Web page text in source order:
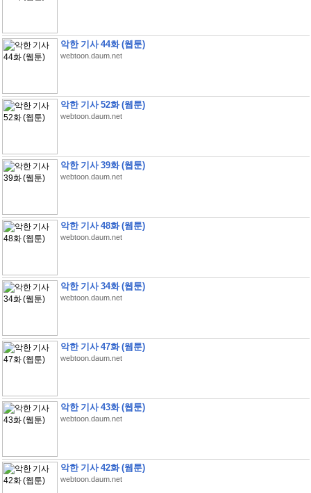
악한 기사 44화 (웹툰)
webtoon.daum.net
악한 기사 52화 (웹툰)
webtoon.daum.net
악한 기사 39화 (웹툰)
webtoon.daum.net
악한 기사 48화 (웹툰)
webtoon.daum.net
악한 기사 34화 (웹툰)
webtoon.daum.net
악한 기사 47화 (웹툰)
webtoon.daum.net
악한 기사 43화 (웹툰)
webtoon.daum.net
악한 기사 42화 (웹툰)
webtoon.daum.net